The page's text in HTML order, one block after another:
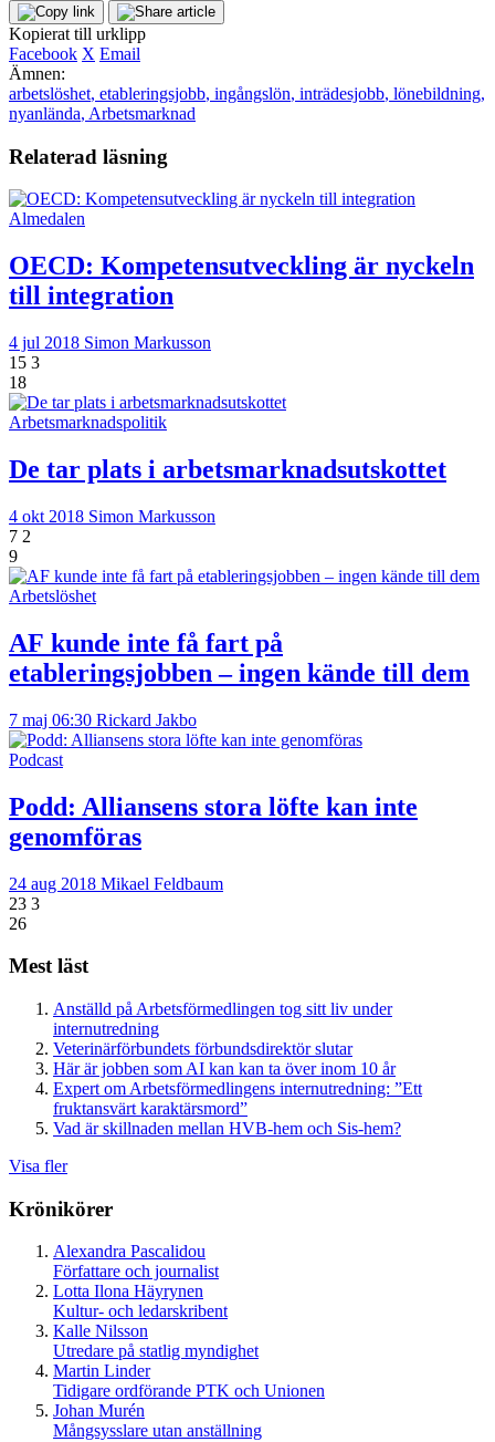
Kopierat till urklipp
Facebook X Email
Ämnen:
arbetslöshet, etableringsjobb, ingångslön, inträdesjobb, lönebildning,
nyanlända, Arbetsmarknad
Relaterad läsning
Almedalen
OECD: Kompetensutveckling är nyckeln
till integration
4 jul 2018 Simon Markusson
15 3
18
Arbetsmarknadspolitik
De tar plats i arbetsmarknadsutskottet
4 okt 2018 Simon Markusson
7 2
9
Arbetslöshet
AF kunde inte få fart på
etableringsjobben – ingen kände till dem
7 maj 06:30 Rickard Jakbo
Podcast
Podd: Alliansens stora löfte kan inte
genomföras
24 aug 2018 Mikael Feldbaum
23 3
26
Mest läst
Anställd på Arbetsförmedlingen tog sitt liv under
internutredning
Veterinärförbundets förbundsdirektör slutar
Här är jobben som AI kan kan ta över inom 10 år
Expert om Arbetsförmedlingens internutredning: ”Ett
fruktansvärt karaktärsmord”
Vad är skillnaden mellan HVB-hem och Sis-hem?
Visa fler
Krönikörer
Alexandra Pascalidou
Författare och journalist
Lotta Ilona Häyrynen
Kultur- och ledarskribent
Kalle Nilsson
Utredare på statlig myndighet
Martin Linder
Tidigare ordförande PTK och Unionen
Johan Murén
Mångsysslare utan anställning